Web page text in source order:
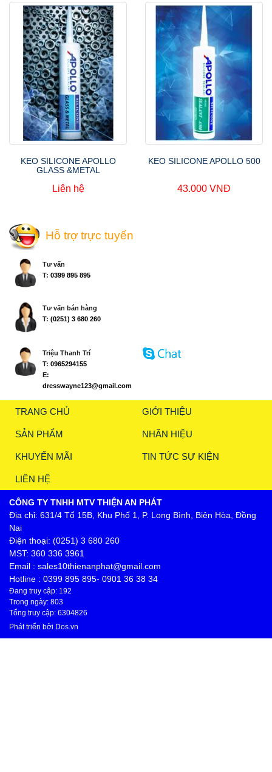
KEO SILICONE APOLLO
GLASS &METAL
Liên hệ
KEO SILICONE APOLLO 500
43.000 VNĐ
Hỗ trợ trực tuyến
Tư vấn
T: 0399 895 895
Tư vấn bán hàng
T: (0251) 3 680 260
Triệu Thanh Trí
T: 0965294155
E:
dresswayne123@gmail.com
TRANG CHỦ GIỚI THIỆU
SẢN PHẨM NHÃN HIỆU
KHUYẾN MÃI TIN TỨC SỰ KIỆN
LIÊN HỆ
CÔNG TY TNHH MTV THIỆN AN PHÁT
Địa chỉ: 631/4 Tổ 15B, Khu Phố 1, P. Long Bình, Biên Hòa, Đồng
Nai
Điện thoại: (0251) 3 680 260
MST: 360 336 3961
Email : sales10thienanphat@gmail.com
Hotline : 0399 895 895- 0901 36 38 34
Đang truy cập: 192
Trong ngày: 803
Tổng truy cập: 6304826
Phát triển bởi Dos.vn